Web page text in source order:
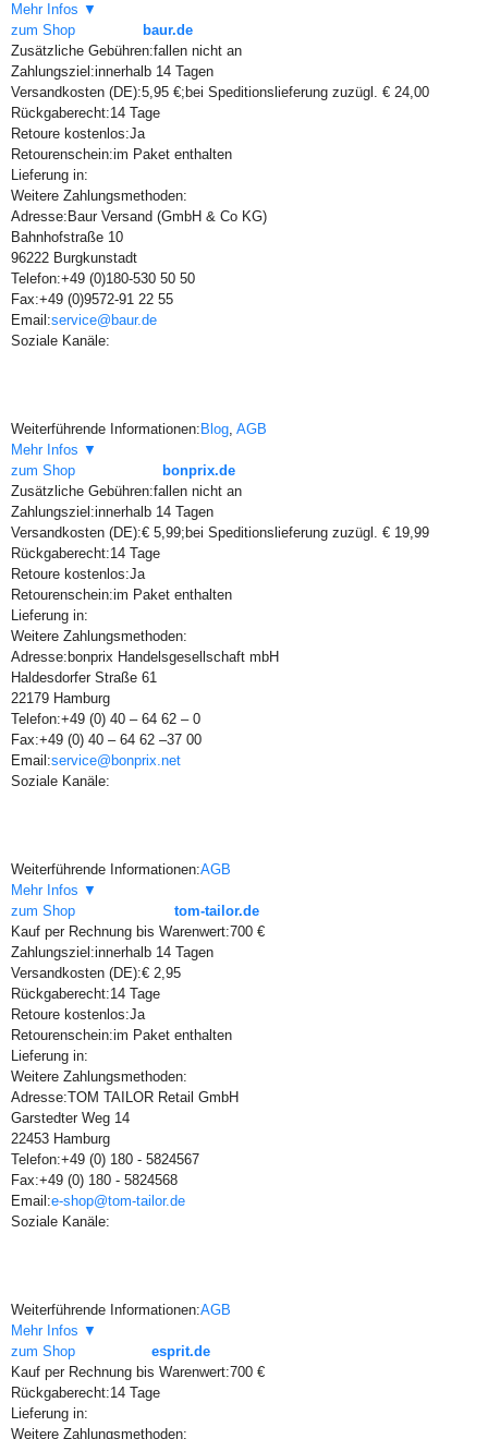
Mehr Infos ▼
zum Shop
baur.de
Zusätzliche Gebühren:fallen nicht an
Zahlungsziel:innerhalb 14 Tagen
Versandkosten (DE):5,95 €;bei Speditionslieferung zuzügl. € 24,00
Rückgaberecht:14 Tage
Retoure kostenlos:Ja
Retourenschein:im Paket enthalten
Lieferung in:
Weitere Zahlungsmethoden:
Adresse: Baur Versand (GmbH & Co KG)
Bahnhofstraße 10
96222 Burgkunstadt
Telefon:+49 (0)180-530 50 50
Fax:+49 (0)9572-91 22 55
Email:service@baur.de
Soziale Kanäle:
Weiterführende Informationen: Blog, AGB
Mehr Infos ▼
zum Shop
bonprix.de
Zusätzliche Gebühren:fallen nicht an
Zahlungsziel:innerhalb 14 Tagen
Versandkosten (DE):€ 5,99;bei Speditionslieferung zuzügl. € 19,99
Rückgaberecht:14 Tage
Retoure kostenlos:Ja
Retourenschein:im Paket enthalten
Lieferung in:
Weitere Zahlungsmethoden:
Adresse: bonprix Handelsgesellschaft mbH
Haldesdorfer Straße 61
22179 Hamburg
Telefon:+49 (0) 40 – 64 62 – 0
Fax:+49 (0) 40 – 64 62 –37 00
Email:service@bonprix.net
Soziale Kanäle:
Weiterführende Informationen:AGB
Mehr Infos ▼
zum Shop
tom-tailor.de
Kauf per Rechnung bis Warenwert:700 €
Zahlungsziel:innerhalb 14 Tagen
Versandkosten (DE):€ 2,95
Rückgaberecht:14 Tage
Retoure kostenlos:Ja
Retourenschein:im Paket enthalten
Lieferung in:
Weitere Zahlungsmethoden:
Adresse:TOM TAILOR Retail GmbH
Garstedter Weg 14
22453 Hamburg
Telefon:+49 (0) 180 - 5824567
Fax:+49 (0) 180 - 5824568
Email:e-shop@tom-tailor.de
Soziale Kanäle:
Weiterführende Informationen:AGB
Mehr Infos ▼
zum Shop
esprit.de
Kauf per Rechnung bis Warenwert:700 €
Rückgaberecht:14 Tage
Lieferung in:
Weitere Zahlungsmethoden: